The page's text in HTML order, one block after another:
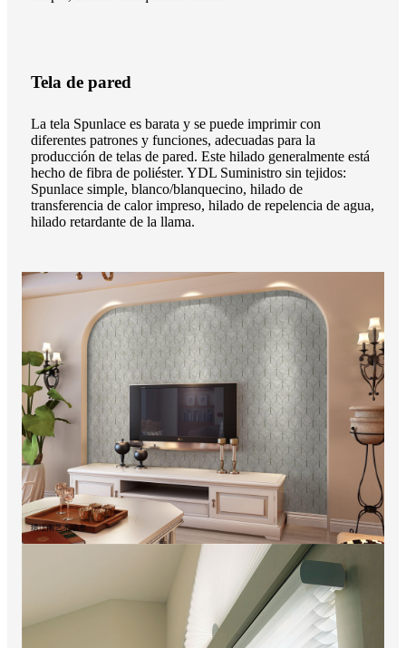
Tela de pared
La tela Spunlace es barata y se puede imprimir con
diferentes patrones y funciones, adecuadas para la
producción de telas de pared. Este hilado generalmente está
hecho de fibra de poliéster. YDL Suministro sin tejidos:
Spunlace simple, blanco/blanquecino, hilado de
transferencia de calor impreso, hilado de repelencia de agua,
hilado retardante de la llama.